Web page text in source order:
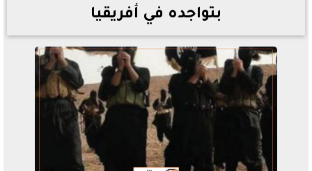
بتواجده في أفريقيا